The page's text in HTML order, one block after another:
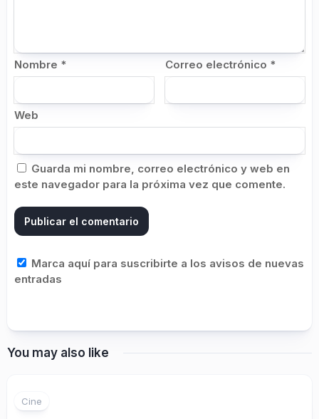
Nombre * Correo electrónico *
Web
Guarda mi nombre, correo electrónico y web en
este navegador para la próxima vez que comente.
Marca aquí para suscribirte a los avisos de nuevas
entradas
You may also like
Cine